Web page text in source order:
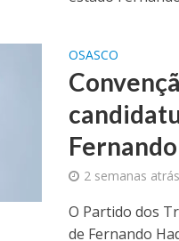
OSASCO
2 semanas atrás
O Partido dos
de Fernando